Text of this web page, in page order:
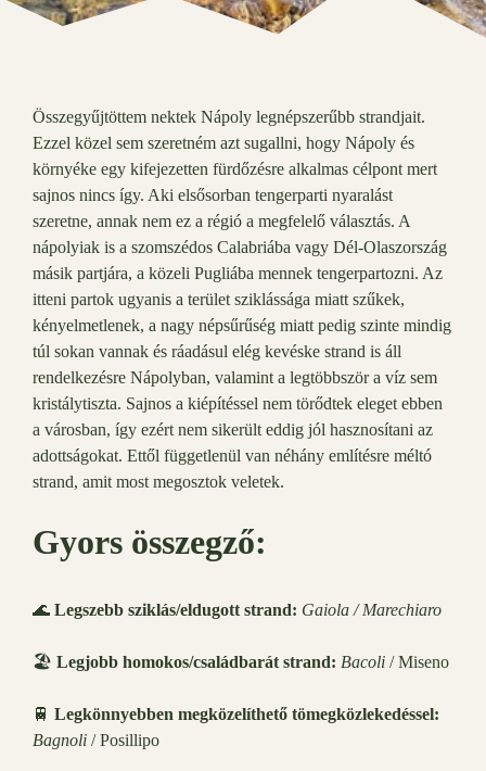
Összegyűjtöttem nektek Nápoly legnépszerűbb strandjait.
Ezzel közel sem szeretném azt sugallni, hogy Nápoly és
környéke egy kifejezetten fürdőzésre alkalmas célpont mert
sajnos nincs így. Aki elsősorban tengerparti nyaralást
szeretne, annak nem ez a régió a megfelelő választás. A
nápolyiak is a szomszédos Calabriába vagy Dél-Olaszország
másik partjára, a közeli Pugliába mennek tengerpartozni. Az
itteni partok ugyanis a terület sziklássága miatt szűkek,
kényelmetlenek, a nagy népsűrűség miatt pedig szinte mindig
túl sokan vannak és ráadásul elég kevéske strand is áll
rendelkezésre Nápolyban, valamint a legtöbbször a víz sem
kristálytiszta. Sajnos a kiépítéssel nem törődtek eleget ebben
a városban, így ezért nem sikerült eddig jól hasznosítani az
adottságokat. Ettől függetlenül van néhány említésre méltó
strand, amit most megosztok veletek.
Gyors összegző:
🌊 Legszebb sziklás/eldugott strand: Gaiola / Marechiaro
🏖️ Legjobb homokos/családbarát strand: Bacoli / Miseno
🚆 Legkönnyebben megközelíthető tömegközlekedéssel:
Bagnoli / Posillipo